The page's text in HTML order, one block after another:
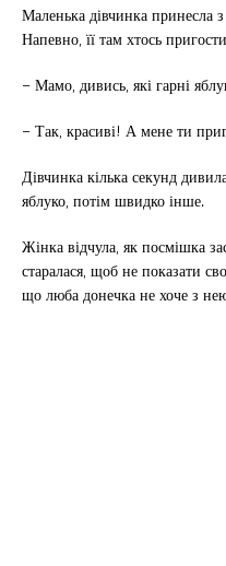
Маленька дівчинка принесла
Напевно, її там хтось
– Мамо, дивись, які гарні
– Так, красиві! А мене ти
Дівчинка кілька секунд
яблуко, потім швидко інше.
Жінка відчула, як посмішка
старалася, щоб не показати
що люба донечка не хоче з